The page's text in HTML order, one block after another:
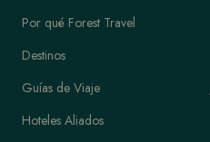
Por qué Forest Travel
Destinos
Guías de Viaje
Hoteles Aliados